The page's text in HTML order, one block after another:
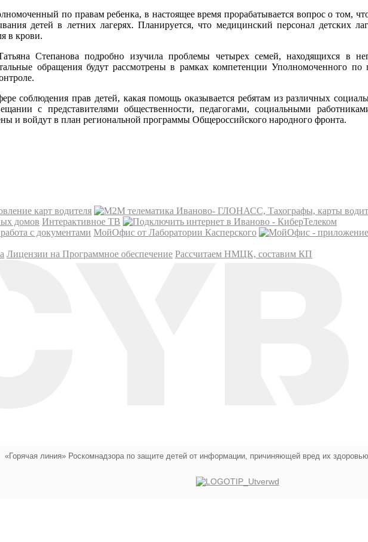
по правам ребенка, в настоящее время прорабатывается вопрос о том,
детей в летних лагерях. Планируется, что медицинский персонал детских
в крови.
Степанова подробно изучила проблемы четырех семей, находящихся в
обращения будут рассмотрены в рамках компетенции Уполномоченного
соблюдения прав детей, какая помощь оказывается ребятам из различных
с представителями общественности, педагогами, социальными
и войдут в план региональной программы Общероссийского народного фронта.
карт водителя
домов Интерактивное ТВ
с документами МойОфис от Лаборатории Касперского
Лицензии на Программное обеспечение Рассчитаем НМЦК, составим КП
«Горячая линия» Роскомнадзора по защите детей от информации, причиняющей вред их